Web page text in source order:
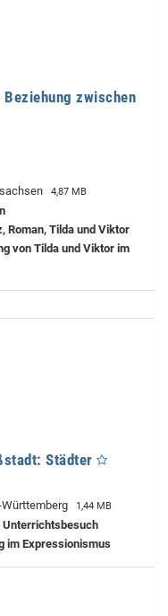
Beziehung zwischen
4,87 MB
Roman, Tilda und Viktor
von Tilda und Viktor im
Städter
1,44 MB
Unterrichtsbesuch
im Expressionismus